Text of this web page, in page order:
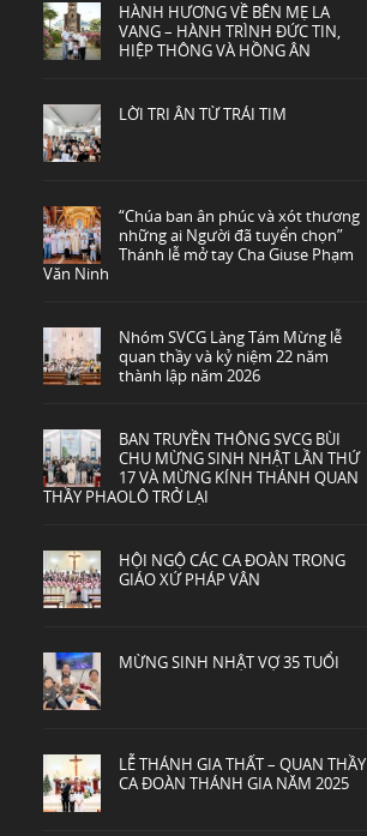
HÀNH HƯƠNG VỀ BÊN MẸ LA
VANG – HÀNH TRÌNH ĐỨC TIN,
HIỆP THÔNG VÀ HỒNG ÂN
LỜI TRI ÂN TỪ TRÁI TIM
“Chúa ban ân phúc và xót thương
những ai Người đã tuyển chọn”
Thánh lễ mở tay Cha Giuse Phạm
Văn Ninh
Nhóm SVCG Làng Tám Mừng lễ
quan thầy và kỷ niệm 22 năm
thành lập năm 2026
BAN TRUYỀN THÔNG SVCG BÙI
CHU MỪNG SINH NHẬT LẦN THỨ
17 VÀ MỪNG KÍNH THÁNH QUAN
THẦY PHAOLÔ TRỞ LẠI
HỘI NGỘ CÁC CA ĐOÀN TRONG
GIÁO XỨ PHÁP VÂN
MỪNG SINH NHẬT VỢ 35 TUỔI
LỄ THÁNH GIA THẤT – QUAN THẦY
CA ĐOÀN THÁNH GIA NĂM 2025